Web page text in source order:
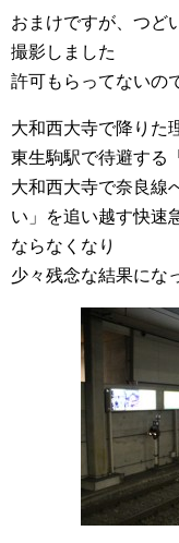
おまけですが、つど
撮影しました
許可もらってないの
大和西大寺で降りた
東生駒駅で待避する
大和西大寺で奈良線
い」を追い越す快速
ならなくなり
少々残念な結果にな